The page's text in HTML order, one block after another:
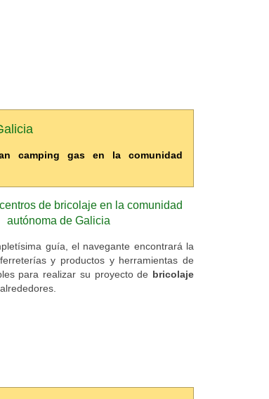
camping gas en la comunidad
de bricolaje en la comunidad
autónoma de Galicia
guía, el navegante encontrará la
y productos y herramientas de
para realizar su proyecto de bricolaje